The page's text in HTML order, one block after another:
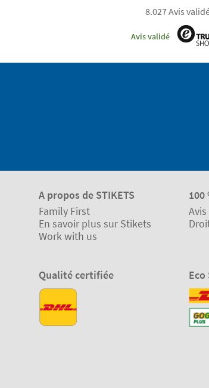
8.027 Avis
Avis validé
A propos de STIKETS
Family First
En savoir plus sur Stikets
Work with us
100
Avis
Qualité certifiée